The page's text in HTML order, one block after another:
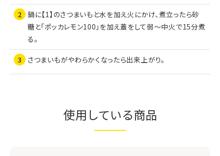
鍋に【1】のさつまいもと水を加え火にかけ、煮立ったら砂
糖と「ポッカレモン100」を加え蓋をして弱～中火で15分煮
る。
さつまいもがやわらかくなったら出来上がり。
使用している商品